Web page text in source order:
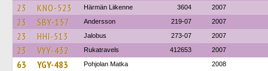
23 KNO-523 Härmän Liikenne 3604 2007
23 SBY-157 Andersson 219-07 2007
23 HHI-513 Jalobus 273-07 2007
23 VYY-432 Rukatravels 412653 2007
63 YGY-483 Pohjolan Matka 2008